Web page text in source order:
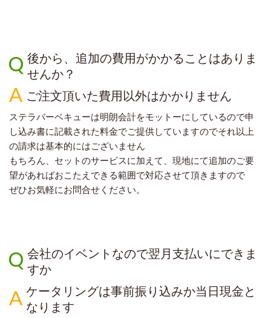
後から、追加の費用がかかることはありま
せんか？
ご注文頂いた費用以外はかかりません
ステラバーベキューは明朗会計をモットーにしているので申
し込み書に記載された料金でご提供していますのでそれ以上
の請求は基本的にはございません
もちろん、セットのサービスに加えて、現地にて追加のご要
望があればおこたえできる範囲で対応させて頂きますので
ぜひお気軽にお問合せください。
会社のイベントなので翌月支払いにできま
すか
ケータリングは事前振り込みか当日現金と
なります